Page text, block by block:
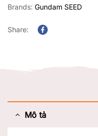
Brands: Gundam SEED
Share:
Mô tả